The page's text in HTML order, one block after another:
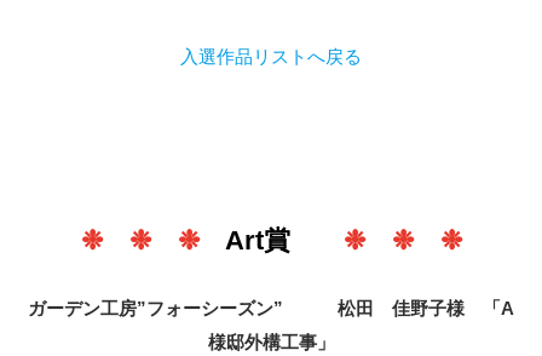
入選作品リストへ戻る
❉ ❉ ❉ Art賞❉ ❉ ❉
ガーデン工房”フォーシーズン” 松田 佳野子様 「A
様邸外構工事」